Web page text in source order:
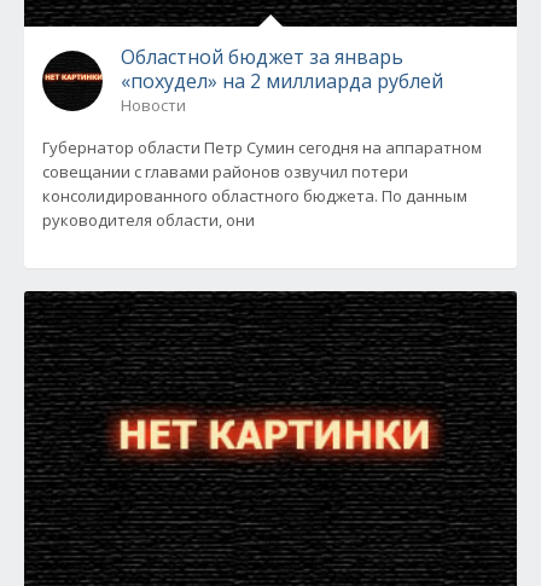
Областной бюджет за январь
«похудел» на 2 миллиарда рублей
Новости
Губернатор области Петр Сумин сегодня на аппаратном
совещании с главами районов озвучил потери
консолидированного областного бюджета. По данным
руководителя области, они